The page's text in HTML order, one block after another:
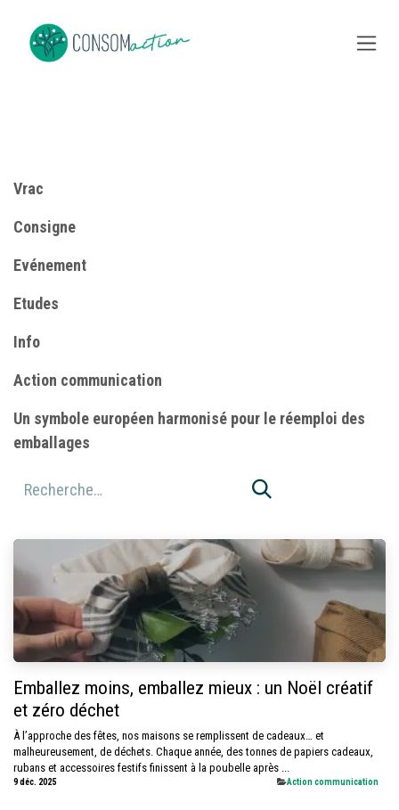
Vrac
Consigne
​Evénement
Etudes
Info
​Action communication
Un symbole européen harmonisé pour le réemploi des
emballages
Emballez moins, emballez mieux : un Noël créatif
et zéro déchet
À l’approche des fêtes, nos maisons se remplissent de cadeaux… et
malheureusement, de déchets. Chaque année, des tonnes de papiers cadeaux,
rubans et accessoires festifs finissent à la poubelle après ...
9 déc. 2025 ​Action communication